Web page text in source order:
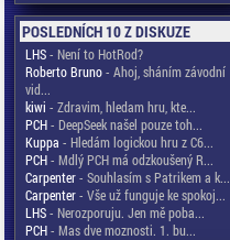
POSLEDNÍCH 10 Z DISKUZE
LHS- Není to HotRod?
Roberto Bruno- Ahoj, sháním závodní
vid...
kiwi - Zdravim, hledam hru, kte...
PCH- DeepSeek našel pouze toh...
Kuppa - Hledám logickou hru z C6...
PCH- Mdlý PCH má odzkoušený R...
Carpenter- Souhlasím s Patrikem a k...
Carpenter- Vše už funguje ke spokoj...
LHS- Nerozporuju. Jen mě poba...
PCH- Mas dve moznosti. 1. bu...